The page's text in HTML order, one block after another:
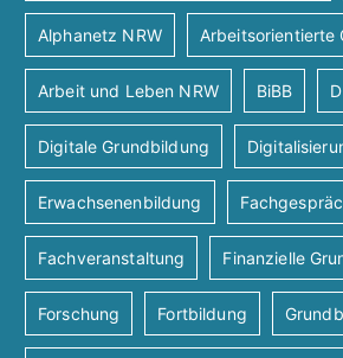
Alphanetz NRW Arbeitsorientierte
Arbeit und Leben NRW BiBB
Digitale Grundbildung
Erwachsenenbildung
Fachveranstaltung Finanzielle
Forschung Fortbildung